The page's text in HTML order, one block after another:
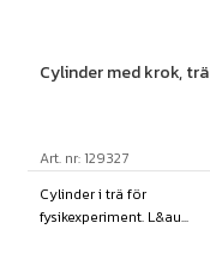
Cylinder med krok, trä
Art. nr: 129327
Cylinder i trä för
fysikexperiment. L&au...